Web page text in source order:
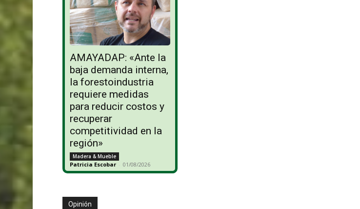
AMAYADAP: «Ante la
baja demanda interna,
la forestoindustria
requiere medidas
para reducir costos y
recuperar
competitividad en la
región»
Madera & Mueble
Patricia Escobar - 01/08/2026
Opinión